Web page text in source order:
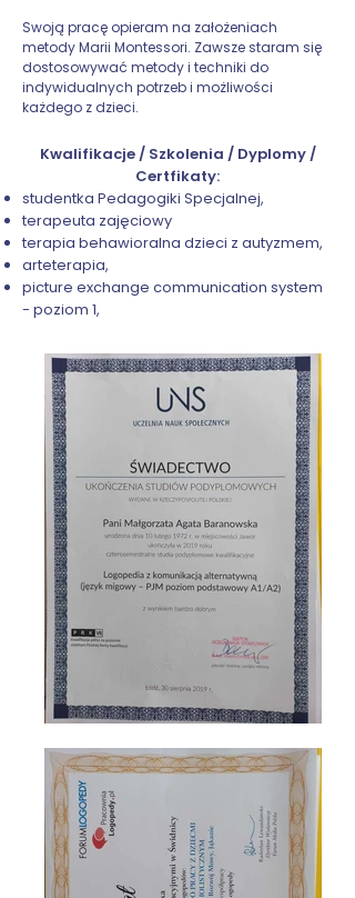
Swoją pracę opieram na założeniach
metody Marii Montessori. Zawsze staram się
dostosowywać metody i techniki do
indywidualnych potrzeb i możliwości
każdego z dzieci.
Kwalifikacje / Szkolenia / Dyplomy /
Certfikaty:
studentka Pedagogiki Specjalnej,
terapeuta zajęciowy
terapia behawioralna dzieci z autyzmem,
arteterapia,
picture exchange communication system
- poziom 1,